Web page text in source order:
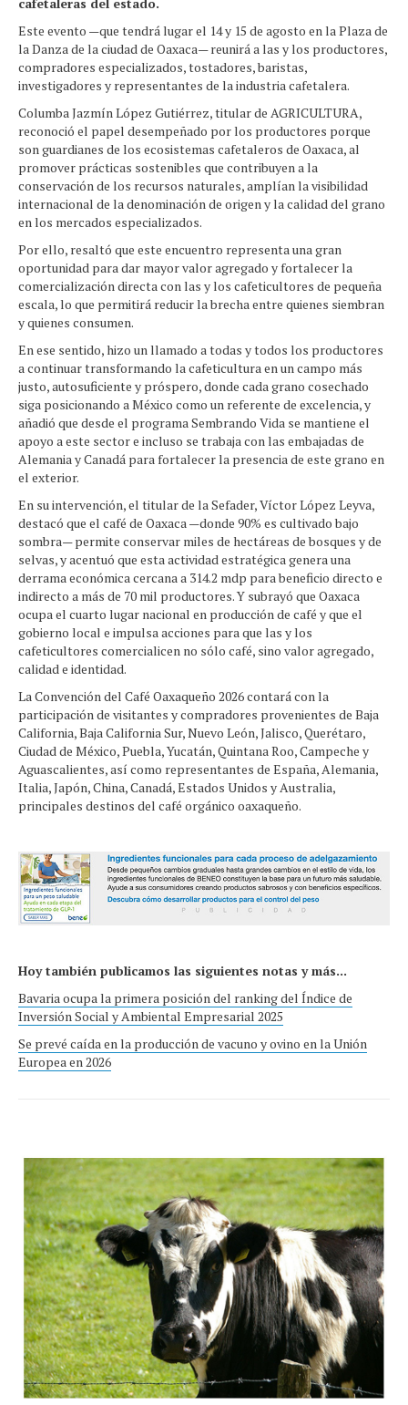
Este evento —que tendrá lugar el 14 y 15 de agosto en la Plaza de
la Danza de la ciudad de Oaxaca— reunirá a las y los productores,
compradores especializados, tostadores, baristas,
investigadores y representantes de la industria cafetalera.
Columba Jazmín López Gutiérrez, titular de AGRICULTURA,
reconoció el papel desempeñado por los productores porque
son guardianes de los ecosistemas cafetaleros de Oaxaca, al
promover prácticas sostenibles que contribuyen a la
conservación de los recursos naturales, amplían la visibilidad
internacional de la denominación de origen y la calidad del grano
en los mercados especializados.
Por ello, resaltó que este encuentro representa una gran
oportunidad para dar mayor valor agregado y fortalecer la
comercialización directa con las y los cafeticultores de pequeña
escala, lo que permitirá reducir la brecha entre quienes siembran
y quienes consumen.
En ese sentido, hizo un llamado a todas y todos los productores
a continuar transformando la cafeticultura en un campo más
justo, autosuficiente y próspero, donde cada grano cosechado
siga posicionando a México como un referente de excelencia, y
añadió que desde el programa Sembrando Vida se mantiene el
apoyo a este sector e incluso se trabaja con las embajadas de
Alemania y Canadá para fortalecer la presencia de este grano en
el exterior.
En su intervención, el titular de la Sefader, Víctor López Leyva,
destacó que el café de Oaxaca —donde 90% es cultivado bajo
sombra— permite conservar miles de hectáreas de bosques y de
selvas, y acentuó que esta actividad estratégica genera una
derrama económica cercana a 314.2 mdp para beneficio directo e
indirecto a más de 70 mil productores. Y subrayó que Oaxaca
ocupa el cuarto lugar nacional en producción de café y que el
gobierno local e impulsa acciones para que las y los
cafeticultores comercialicen no sólo café, sino valor agregado,
calidad e identidad.
La Convención del Café Oaxaqueño 2026 contará con la
participación de visitantes y compradores provenientes de Baja
California, Baja California Sur, Nuevo León, Jalisco, Querétaro,
Ciudad de México, Puebla, Yucatán, Quintana Roo, Campeche y
Aguascalientes, así como representantes de España, Alemania,
Italia, Japón, China, Canadá, Estados Unidos y Australia,
principales destinos del café orgánico oaxaqueño.
Hoy también publicamos las siguientes notas y más...
Bavaria ocupa la primera posición del ranking del Índice de
Inversión Social y Ambiental Empresarial 2025
Se prevé caída en la producción de vacuno y ovino en la Unión
Europea en 2026